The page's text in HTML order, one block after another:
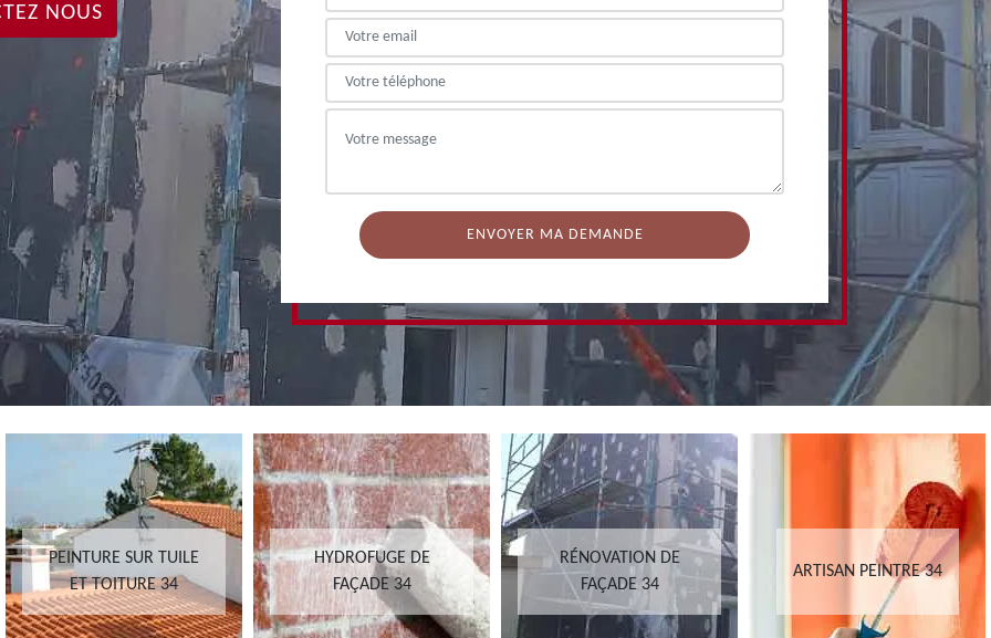
NOUS
PEINTURE SUR TUILE
ET TOITURE 34
HYDROFUGE DE
FAÇADE 34
RÉNOVATION DE
FAÇADE 34
ARTISAN PEINTRE 34